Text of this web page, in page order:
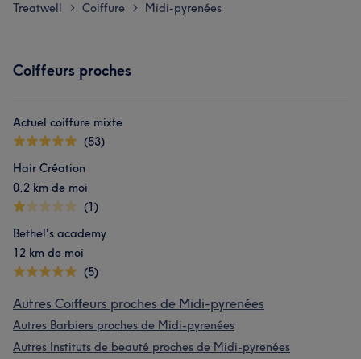
Treatwell > Coiffure > Midi-pyrenées
Coiffeurs proches
Actuel coiffure mixte
(53)
Hair Création
0,2 km de moi
(1)
Bethel's academy
12 km de moi
(5)
Autres Coiffeurs proches de Midi-pyrenées
Autres Barbiers proches de Midi-pyrenées
Autres Instituts de beauté proches de Midi-pyrenées